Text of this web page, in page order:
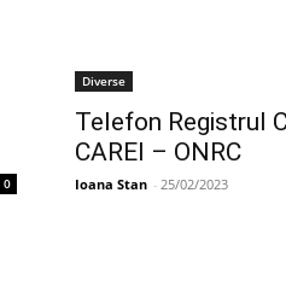
0
Diverse
Telefon Registrul
CAREI – ONRC
Ioana Stan - 25/02/2023